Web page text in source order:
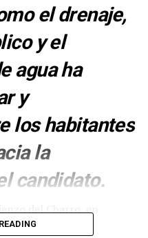
el drenaje,
y el
agua ha
y
los habitantes
la
candidato.
del Charro, en
demandas y